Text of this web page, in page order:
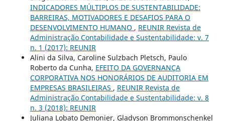
INDICADORES MÚLTIPLOS DE SUSTENTABILIDADE:
BARREIRAS, MOTIVADORES E DESAFIOS PARA O
DESENVOLVIMENTO HUMANO , REUNIR Revista de
Administração Contabilidade e Sustentabilidade: v. 7
n. 1 (2017): REUNIR
Alini da Silva, Caroline Sulzbach Pletsch, Paulo
Roberto da Cunha, EFEITO DA GOVERNANÇA
CORPORATIVA NOS HONORÁRIOS DE AUDITORIA EM
EMPRESAS BRASILEIRAS , REUNIR Revista de
Administração Contabilidade e Sustentabilidade: v. 8
n. 3 (2018): REUNIR
Juliana Lobato Demonier, Gladyson Brommonschenkel